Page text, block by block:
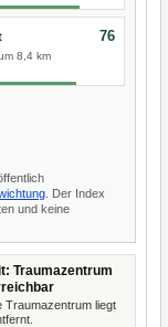
8,4 km
76
. Der Index
und keine
Traumazentrum
Traumazentrum liegt